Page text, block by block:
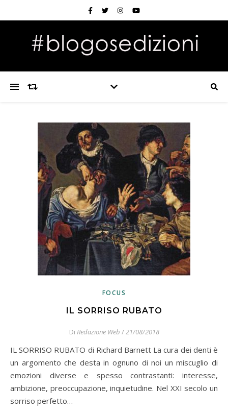
FOCUS
IL SORRISO RUBATO
Di Redazione Web /21/08/2018
IL SORRISO RUBATO di Richard Barnett La cura dei denti è
un argomento che desta in ognuno di noi un miscuglio di
emozioni diverse e spesso contrastanti: interesse,
ambizione, preoccupazione, inquietudine. Nel XXI secolo un
sorriso perfetto…